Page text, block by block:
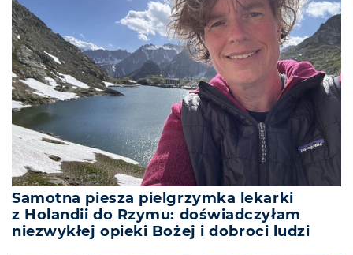
Samotna piesza pielgrzymka lekarki
z Holandii do Rzymu: doświadczyłam
niezwykłej opieki Bożej i dobroci ludzi